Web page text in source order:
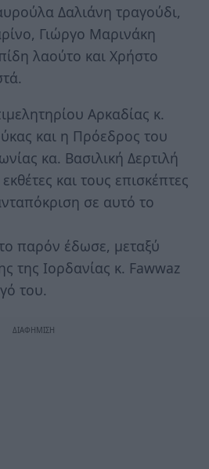
Δαλιάνη τραγούδι,
Γιώργο Μαρινάκη
λαούτο και Χρήστο
Αρκαδίας κ.
και η Πρόεδρος του
κα. Βασιλική Δερτιλή
και τους επισκέπτες
σε αυτό το
παρόν έδωσε, μεταξύ
της Ιορδανίας κ. Fawwaz
του.